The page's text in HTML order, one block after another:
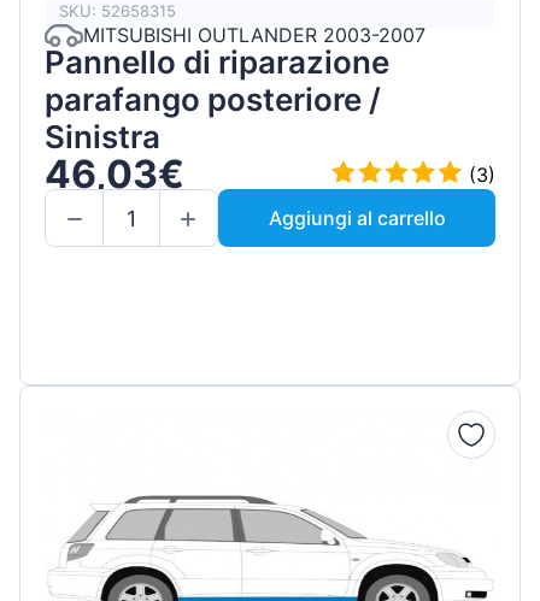
SKU: 52658315
MITSUBISHI OUTLANDER 2003-2007
Pannello di riparazione
parafango posteriore /
Sinistra
46,03€
(3)
Aggiungi al carrello